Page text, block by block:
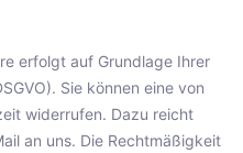
erfolgt auf Grundlage Ihrer
Sie können eine von
widerrufen. Dazu reicht
an uns. Die Rechtmäßigkeit